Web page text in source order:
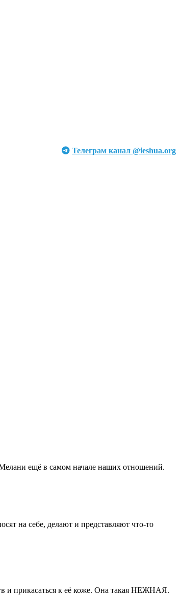
Телеграм канал @ieshua.org
ещё в самом начале наших отношений.
на себе, делают и представляют что-то
прикасаться к её коже. Она такая НЕЖНАЯ.